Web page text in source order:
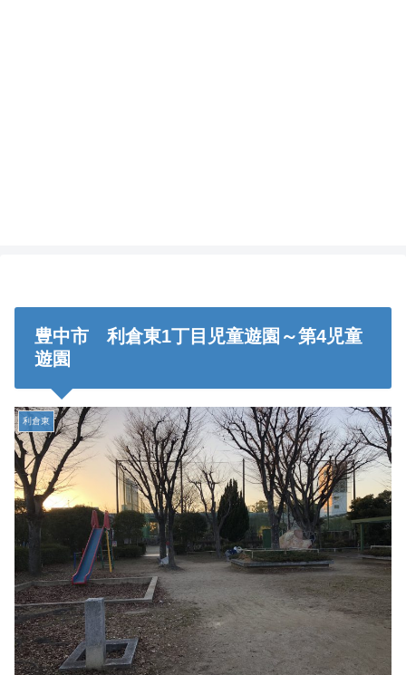
豊中市 利倉東1丁目児童遊園～第4児童
遊園
利倉東